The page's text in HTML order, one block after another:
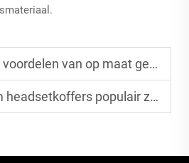
van op maat gemaakte EVA-schuiminzetstukken
populair zijn onder gamers